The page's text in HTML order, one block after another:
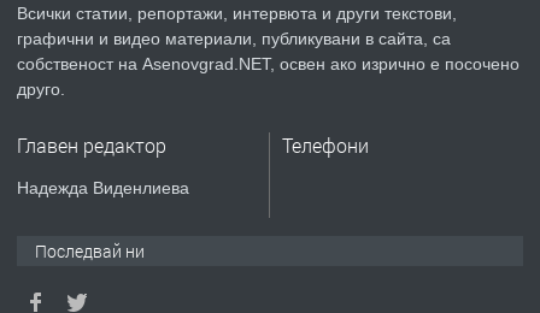
преди 2 години
ПРЕДЛАГА
Давам индивидуалани уроци по
Всички статии, репортажи, интервюта и други текстови,
графични и видео материали, публикувани в сайта, са
собственост на Asenovgrad.NET, освен ако изрично е посочено
друго.
Главен редактор
Надежда Виденлиева
Телефони
Последвай ни